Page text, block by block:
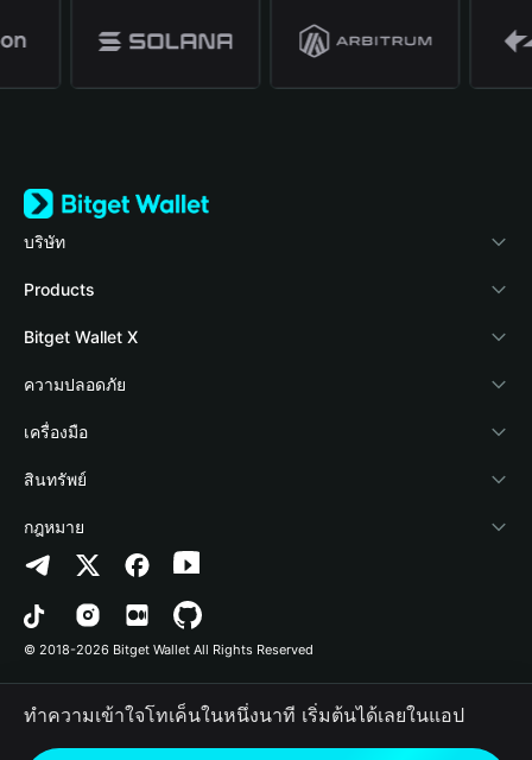
บริษัท
เกี่ยวกับ Bitget Wallet
Blog
Academy
ข่าวสารด้านคริปโต
ศูนย์ช่วยเหลือ
ติดต่อเรา
ทรัพยากรข้อมูลของแบรนด์
อาชีพ
Products
Crypto Card
Stablecoin Earn
Payfi Crypto
Crypto Swap API
Altcoin Season Index
Prediction Markets
DApp
RWA
Bitget Wallet X
นักพัฒนา
เชื่อมต่อ Wallet
Bitget Wallet Pay
ลิสต์โปรเจกต์
ความปลอดภัย
Protection Fund
เทคโนโลยีความปลอดภัย
เครื่องมือ
ซื้อคริปโต
การตรวจจับการอนุญาต
การตรวจจับสัญญา
การโอนเป็นชุด
สินทรัพย์
Arbitrum
Avalanche
Bitcoin
Polygon
กฎหมาย
นโยบายความเป็นส่วนตัว
ข้อตกลงในการใช้บริการ
© 2018-2026 Bitget Wallet All Rights Reserved
ทำความเข้าใจโทเค็นในหนึ่งนาที เริ่มต้นได้เลยในแอป